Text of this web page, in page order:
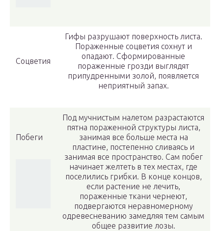
Соцветия
Гифы разрушают поверхность листа.
Пораженные соцветия сохнут и
опадают. Сформированные
пораженные грозди выглядят
припудренными золой, появляется
неприятный запах.
Побеги
Под мучнистым налетом разрастаются
пятна пораженной структуры листа,
занимая все больше места на
пластине, постепенно сливаясь и
занимая все пространство. Сам побег
начинает желтеть в тех местах, где
поселились грибки. В конце концов,
если растение не лечить,
пораженные ткани чернеют,
подвергаются неравномерному
одревесневанию замедляя тем самым
общее развитие лозы.